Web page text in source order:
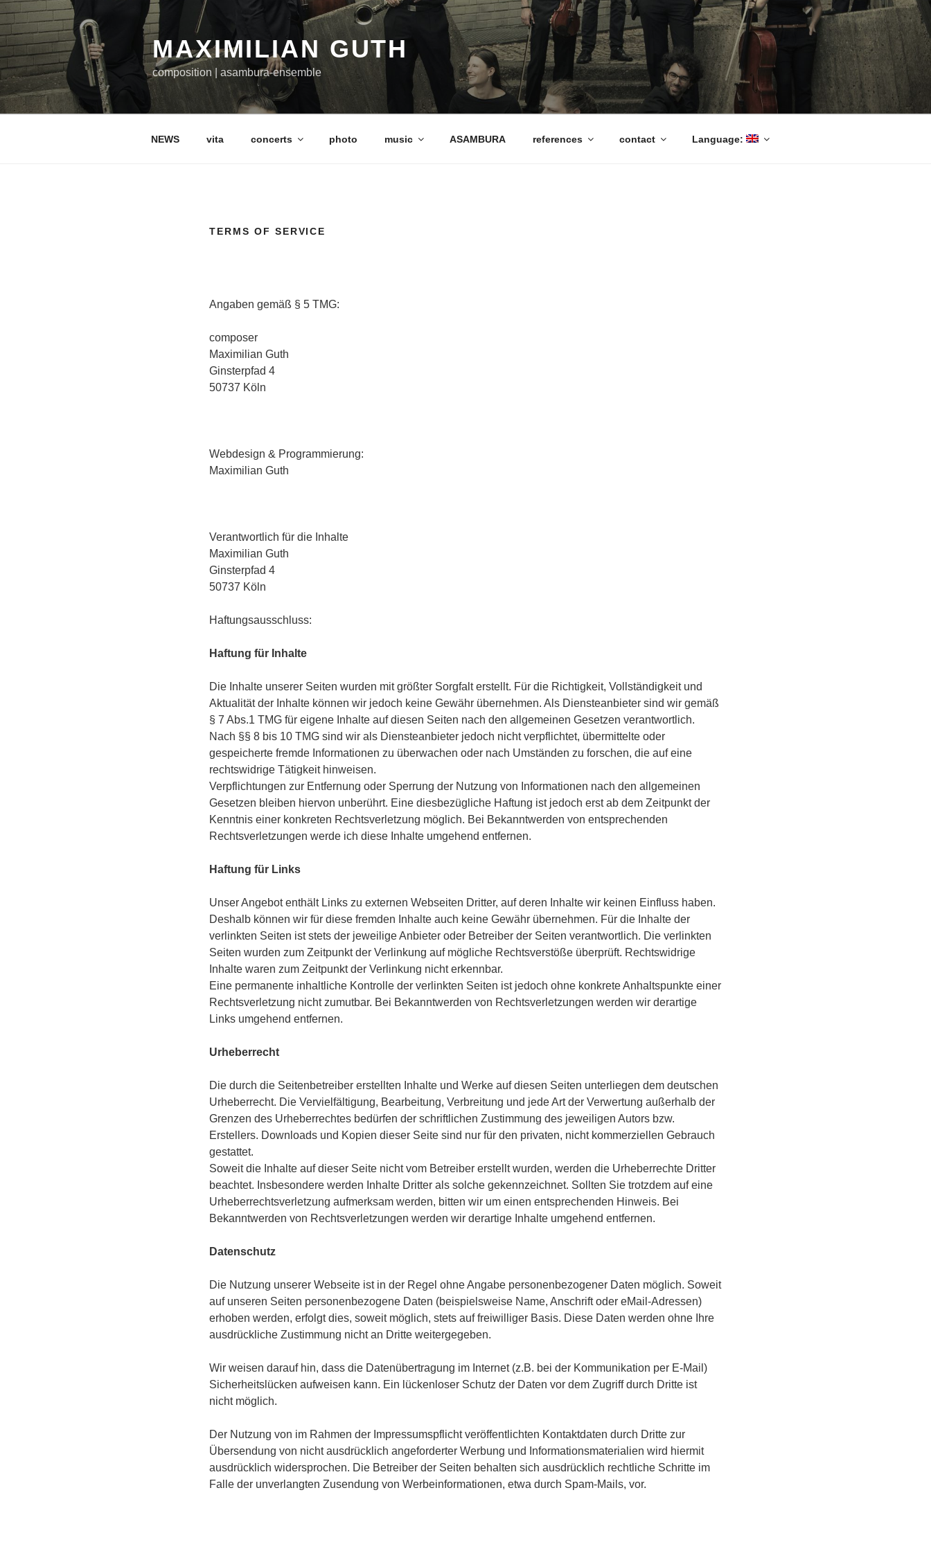
Skip
to
content
MAXIMILIAN GUTH
composition | asambura-ensemble
NEWS vita concerts photo music ASAMBURA references contact Language:
TERMS OF SERVICE
Angaben gemäß § 5 TMG:
composer
Maximilian Guth
Ginsterpfad 4
50737 Köln
Webdesign & Programmierung:
Maximilian Guth
Verantwortlich für die Inhalte
Maximilian Guth
Ginsterpfad 4
50737 Köln
Haftungsausschluss:
Haftung für Inhalte
Die Inhalte unserer Seiten wurden mit größter Sorgfalt erstellt. Für die Richtigkeit, Vollständigkeit und
Aktualität der Inhalte können wir jedoch keine Gewähr übernehmen. Als Diensteanbieter sind wir gemäß
§ 7 Abs.1 TMG für eigene Inhalte auf diesen Seiten nach den allgemeinen Gesetzen verantwortlich.
Nach §§ 8 bis 10 TMG sind wir als Diensteanbieter jedoch nicht verpflichtet, übermittelte oder
gespeicherte fremde Informationen zu überwachen oder nach Umständen zu forschen, die auf eine
rechtswidrige Tätigkeit hinweisen.
Verpflichtungen zur Entfernung oder Sperrung der Nutzung von Informationen nach den allgemeinen
Gesetzen bleiben hiervon unberührt. Eine diesbezügliche Haftung ist jedoch erst ab dem Zeitpunkt der
Kenntnis einer konkreten Rechtsverletzung möglich. Bei Bekanntwerden von entsprechenden
Rechtsverletzungen werde ich diese Inhalte umgehend entfernen.
Haftung für Links
Unser Angebot enthält Links zu externen Webseiten Dritter, auf deren Inhalte wir keinen Einfluss haben.
Deshalb können wir für diese fremden Inhalte auch keine Gewähr übernehmen. Für die Inhalte der
verlinkten Seiten ist stets der jeweilige Anbieter oder Betreiber der Seiten verantwortlich. Die verlinkten
Seiten wurden zum Zeitpunkt der Verlinkung auf mögliche Rechtsverstöße überprüft. Rechtswidrige
Inhalte waren zum Zeitpunkt der Verlinkung nicht erkennbar.
Eine permanente inhaltliche Kontrolle der verlinkten Seiten ist jedoch ohne konkrete Anhaltspunkte einer
Rechtsverletzung nicht zumutbar. Bei Bekanntwerden von Rechtsverletzungen werden wir derartige
Links umgehend entfernen.
Urheberrecht
Die durch die Seitenbetreiber erstellten Inhalte und Werke auf diesen Seiten unterliegen dem deutschen
Urheberrecht. Die Vervielfältigung, Bearbeitung, Verbreitung und jede Art der Verwertung außerhalb der
Grenzen des Urheberrechtes bedürfen der schriftlichen Zustimmung des jeweiligen Autors bzw.
Erstellers. Downloads und Kopien dieser Seite sind nur für den privaten, nicht kommerziellen Gebrauch
gestattet.
Soweit die Inhalte auf dieser Seite nicht vom Betreiber erstellt wurden, werden die Urheberrechte Dritter
beachtet. Insbesondere werden Inhalte Dritter als solche gekennzeichnet. Sollten Sie trotzdem auf eine
Urheberrechtsverletzung aufmerksam werden, bitten wir um einen entsprechenden Hinweis. Bei
Bekanntwerden von Rechtsverletzungen werden wir derartige Inhalte umgehend entfernen.
Datenschutz
Die Nutzung unserer Webseite ist in der Regel ohne Angabe personenbezogener Daten möglich. Soweit
auf unseren Seiten personenbezogene Daten (beispielsweise Name, Anschrift oder eMail-Adressen)
erhoben werden, erfolgt dies, soweit möglich, stets auf freiwilliger Basis. Diese Daten werden ohne Ihre
ausdrückliche Zustimmung nicht an Dritte weitergegeben.
Wir weisen darauf hin, dass die Datenübertragung im Internet (z.B. bei der Kommunikation per E-Mail)
Sicherheitslücken aufweisen kann. Ein lückenloser Schutz der Daten vor dem Zugriff durch Dritte ist
nicht möglich.
Der Nutzung von im Rahmen der Impressumspflicht veröffentlichten Kontaktdaten durch Dritte zur
Übersendung von nicht ausdrücklich angeforderter Werbung und Informationsmaterialien wird hiermit
ausdrücklich widersprochen. Die Betreiber der Seiten behalten sich ausdrücklich rechtliche Schritte im
Falle der unverlangten Zusendung von Werbeinformationen, etwa durch Spam-Mails, vor.